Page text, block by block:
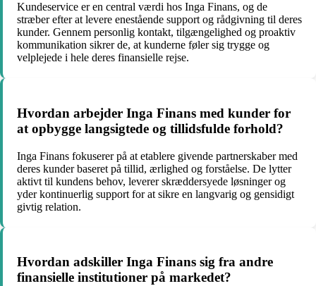
Kundeservice er en central værdi hos Inga Finans, og de
stræber efter at levere enestående support og rådgivning til deres
kunder. Gennem personlig kontakt, tilgængelighed og proaktiv
kommunikation sikrer de, at kunderne føler sig trygge og
velplejede i hele deres finansielle rejse.
Hvordan arbejder Inga Finans med kunder for
at opbygge langsigtede og tillidsfulde forhold?
Inga Finans fokuserer på at etablere givende partnerskaber med
deres kunder baseret på tillid, ærlighed og forståelse. De lytter
aktivt til kundens behov, leverer skræddersyede løsninger og
yder kontinuerlig support for at sikre en langvarig og gensidigt
givtig relation.
Hvordan adskiller Inga Finans sig fra andre
finansielle institutioner på markedet?